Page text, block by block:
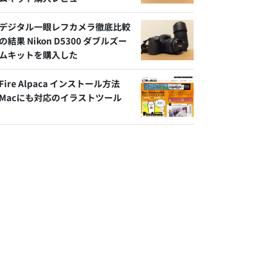
ジタル一眼レフカメラ徹底比較
結果 Nikon D5300 ダブルズー
キットを購入した
Alpaca インストール方法
にも対応のイラストツール